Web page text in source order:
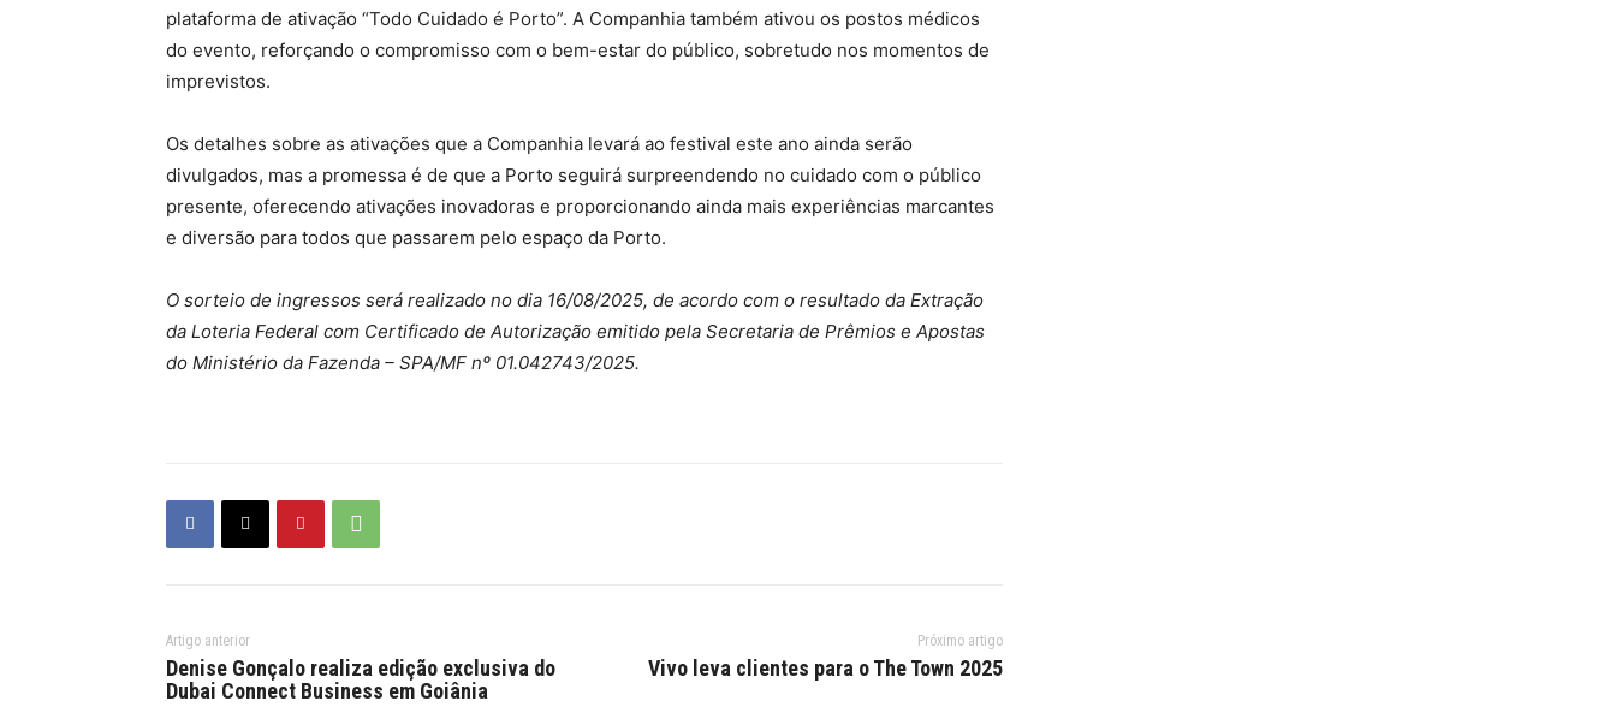
plataforma de ativação “Todo Cuidado é Porto”. A Companhia também ativou os postos médicos
do evento, reforçando o compromisso com o bem-estar do público, sobretudo nos momentos de
imprevistos.
Os detalhes sobre as ativações que a Companhia levará ao festival este ano ainda serão
divulgados, mas a promessa é de que a Porto seguirá surpreendendo no cuidado com o público
presente, oferecendo ativações inovadoras e proporcionando ainda mais experiências marcantes
e diversão para todos que passarem pelo espaço da Porto.
O sorteio de ingressos será realizado no dia 16/08/2025, de acordo com o resultado da Extração
da Loteria Federal com Certificado de Autorização emitido pela Secretaria de Prêmios e Apostas
do Ministério da Fazenda – SPA/MF nº 01.042743/2025.
Artigo anterior
Denise Gonçalo realiza edição exclusiva do
Dubai Connect Business em Goiânia
Próximo artigo
Vivo leva clientes para o The Town 2025